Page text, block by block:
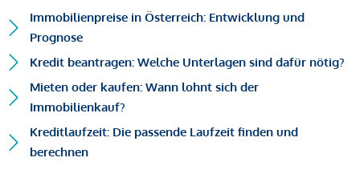
Immobilienpreise in Österreich: Entwicklung und
Prognose
Kredit beantragen: Welche Unterlagen sind dafür nötig?
Mieten oder kaufen: Wann lohnt sich der
Immobilienkauf?
Kreditlaufzeit: Die passende Laufzeit finden und
berechnen